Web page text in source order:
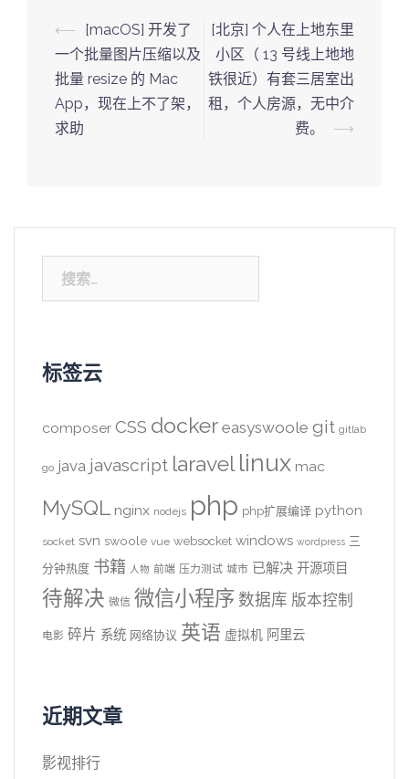
Post
navigation
⟵
[macOS] 开发了
一个批量图片压缩以及
批量 resize 的 Mac
App，现在上不了架，
求助
[北京] 个人在上地东里
小区（ 13 号线上地地
铁很近）有套三居室出
租，个人房源，无中介
费。
⟶
索：
标签云
composer CSS docker easyswoole git gitlab
go java javascript laravel linux mac
MySQL nginx nodejs php php扩展编译 python
socket svn swoole vue websocket windows wordpress 三
分钟热度 书籍 人物 前端 压力测试 城市 已解决 开源项目
待解决 微信 微信小程序 数据库 版本控制
电影 碎片 系统 网络协议 英语 虚拟机 阿里云
近期文章
影视排行